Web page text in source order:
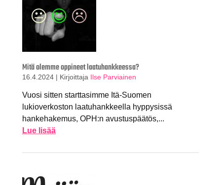
Mitä olemme oppineet laatuhankkeessa?
16.4.2024 | Kirjoittaja Ilse Parviainen
Vuosi sitten starttasimme Itä-Suomen
lukioverkoston laatuhankkeella hyppysissä
hankehakemus, OPH:n avustuspäätös,...
Lue lisää